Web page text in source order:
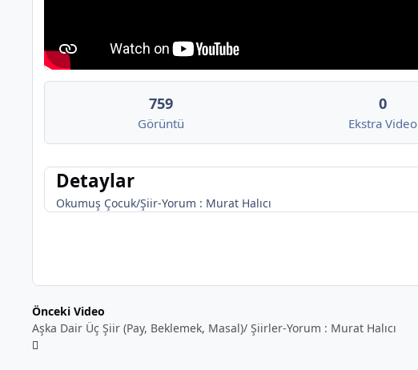
759
Görüntü
0
Ekstra Video
Detaylar
Okumuş Çocuk/Şiir-Yorum : Murat Halıcı
Önceki Video
Aşka Dair Üç Şiir (Pay, Beklemek, Masal)/ Şiirler-Yorum : Murat Halıcı